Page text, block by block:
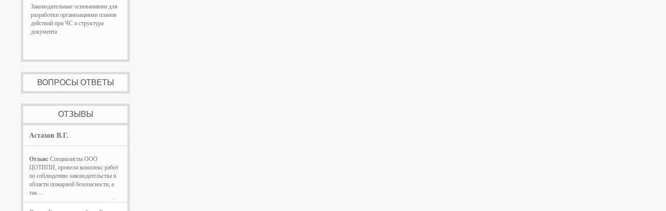
Законодательные основаниями для
разработки организациями планов
действий при ЧС и структура
документа
ВОПРОСЫ ОТВЕТЫ
ОТЗЫВЫ
Астахов В.Г.
Отзыв: Специалисты ООО
ЦОТИПИ, провели комплекс работ
по соблюдению законодательства в
области пожарной безопасности, а
так ...